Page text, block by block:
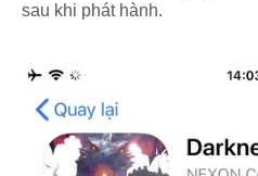
sau khi phát hành.